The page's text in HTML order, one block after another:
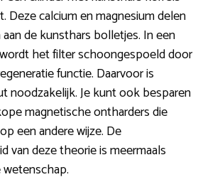
Deze calcium en magnesium delen
de kunsthars bolletjes. In een
het filter schoongespoeld door
functie. Daarvoor is
noodzakelijk. Je kunt ook besparen
magnetische ontharders die
een andere wijze. De
van deze theorie is meermaals